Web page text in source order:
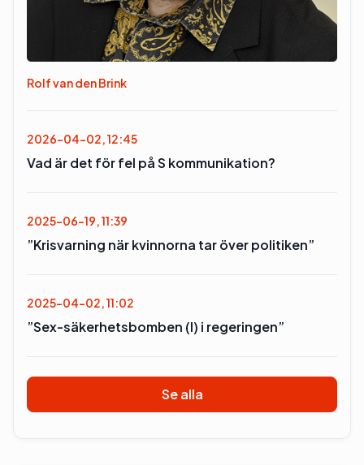
Rolf van den Brink
2026-04-02, 12:45
Vad är det för fel på S kommunikation?
2025-06-19, 11:39
”Krisvarning när kvinnorna tar över politiken”
2025-04-02, 11:02
”Sex-säkerhetsbomben (l) i regeringen”
Se alla